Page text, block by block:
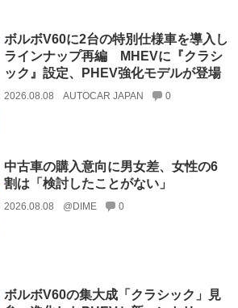
ボルボV60に2台の特別仕様車を導入し
ラインナップ再編 MHEVに『クラシ
ック』設定、PHEV強化モデルが登場
2026.08.08 AUTOCAR JAPAN 0
中古車の購入意向に男女差、女性の6
割は「検討したことがない」
2026.08.08 @DIME 0
ボルボV60の集大成「クラシック」見